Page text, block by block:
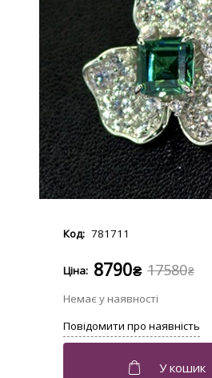
781711
17580₴
8790₴